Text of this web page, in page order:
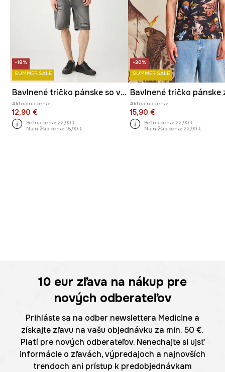
-18%
SUMMER SALE
Bavlnené tričko pánske so vzorom čierna farba
Aktuálna cena:
12,90 €
Bežná cena: 22,90 €
Najnižšia cena: 15,90 €
-30%
SUMMER SALE
Aktuálna cena:
15,90 €
Bežná cena: 22,90 €
Najnižšia cena: 22,90 €
10 eur zľava na nákup pre
nových odberateľov
Prihláste sa na odber newslettera Medicine a
získajte zľavu na vašu objednávku za min. 50 €.
Platí pre nových odberateľov. Nenechajte si ujsť
informácie o zľavách, výpredajoch a najnovších
trendoch ani prístup k predobjednávkam